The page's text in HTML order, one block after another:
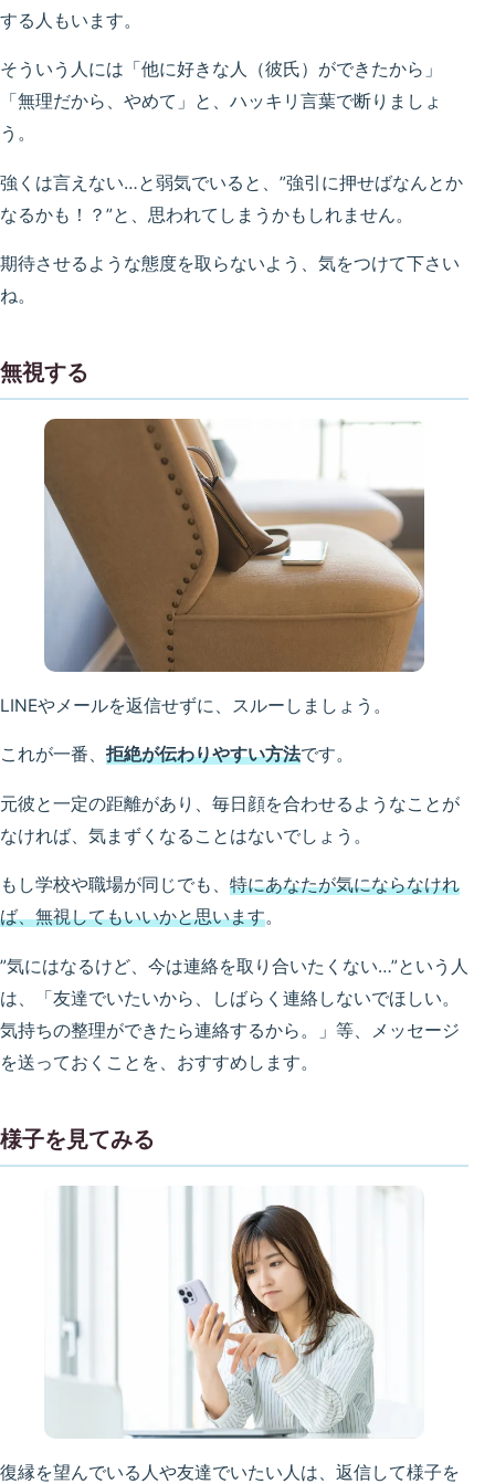
する人もいます。
そういう人には「他に好きな人（彼氏）ができたから」
「無理だから、やめて」と、ハッキリ言葉で断りましょ
う。
強くは言えない…と弱気でいると、”強引に押せばなんとか
なるかも！？”と、思われてしまうかもしれません。
期待させるような態度を取らないよう、気をつけて下さい
ね。
無視する
LINEやメールを返信せずに、スルーしましょう。
これが一番、 拒絶が伝わりやすい方法です。
元彼と一定の距離があり、毎日顔を合わせるようなことが
なければ、気まずくなることはないでしょう。
もし学校や職場が同じでも、 特にあなたが気にならなけれ
ば、無視してもいいかと思います。
”気にはなるけど、今は連絡を取り合いたくない…”という人
は、「友達でいたいから、しばらく連絡しないでほしい。
気持ちの整理ができたら連絡するから。」等、メッセージ
を送っておくことを、おすすめします。
様子を見てみる
復縁を望んでいる人や友達でいたい人は、返信して様子を